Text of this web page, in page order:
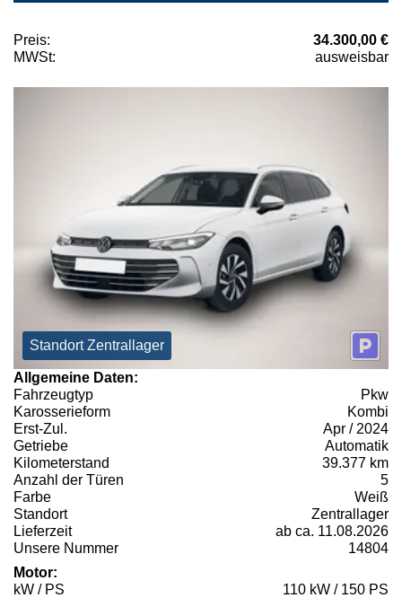
Preis:
34.300,00 €
MWSt:
ausweisbar
Standort Zentrallager
Allgemeine Daten:
Fahrzeugtyp
Pkw
Karosserieform
Kombi
Erst-Zul.
Apr / 2024
Getriebe
Automatik
Kilometerstand
39.377 km
Anzahl der Türen
5
Farbe
Weiß
Standort
Zentrallager
Lieferzeit
ab ca. 11.08.2026
Unsere Nummer
14804
Motor:
kW / PS
110 kW / 150 PS